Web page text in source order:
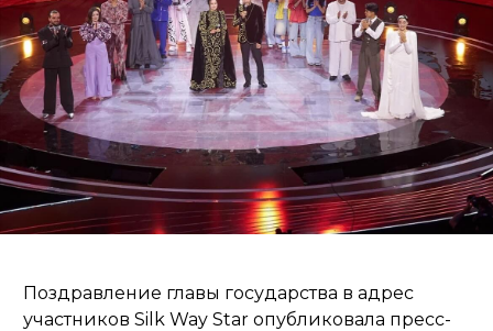
Поздравление главы государства в адрес
участников Silk Way Star опубликовала пресс-